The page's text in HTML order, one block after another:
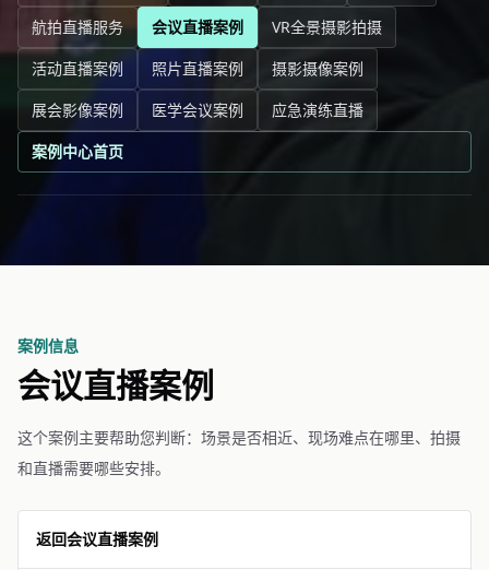
航拍直播服务
会议直播案例
VR全景摄影拍摄
活动直播案例
照片直播案例
摄影摄像案例
展会影像案例
医学会议案例
应急演练直播
案例中心首页
案例信息
会议直播案例
这个案例主要帮助您判断：场景是否相近、现场难点在哪里、拍摄
和直播需要哪些安排。
返回会议直播案例